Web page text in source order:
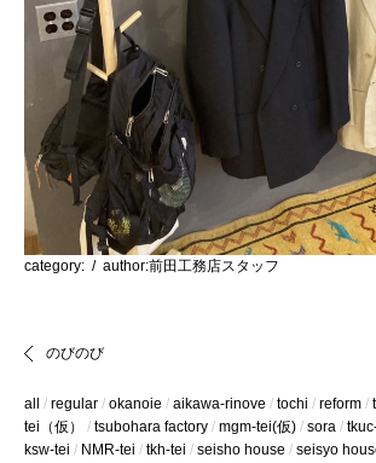
category: / author:前田工務店スタッフ
のびのび
all regular okanoie aikawa-rinove tochi reform
tei（仮）
tsubohara factory mgm-tei(仮) sora
ksw-tei
NMR-tei tkh-tei seisho house seisyo